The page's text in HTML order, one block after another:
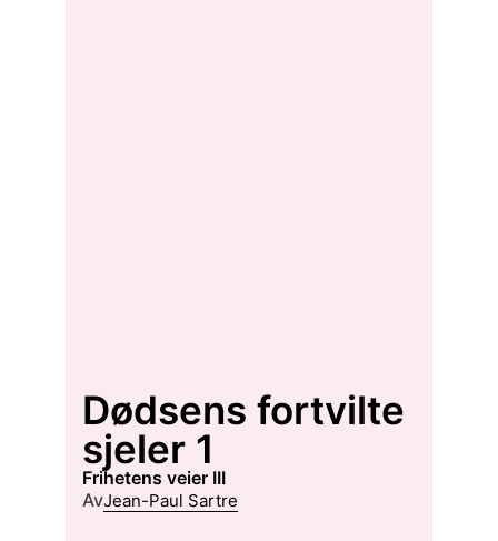
Dødsens fortvilte
sjeler 1
frihetens veier III
AvJean-Paul Sartre